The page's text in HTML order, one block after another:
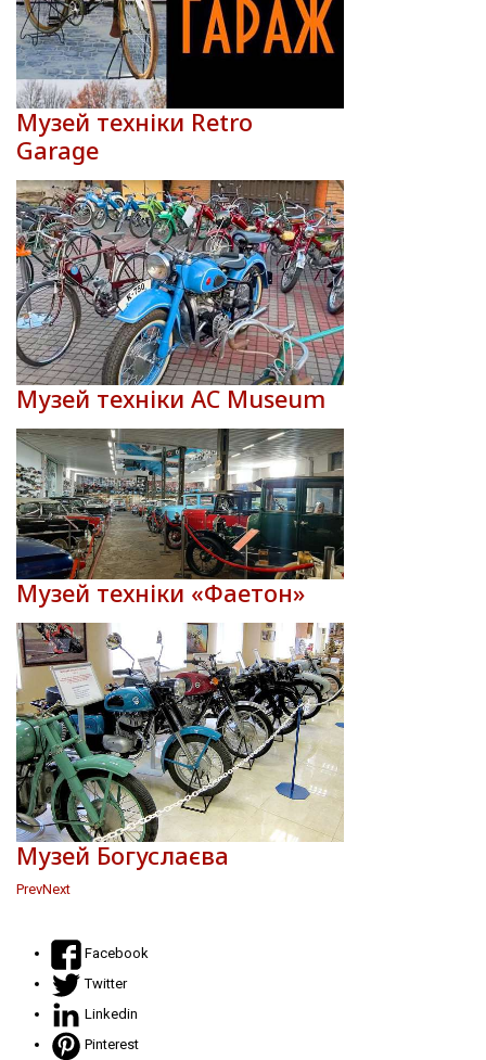
Музей техніки Retro
Garage
Музей техніки AC Museum
Музей техніки «Фаетон»
Музей Богуслаєва
PrevNext
Facebook
Twitter
Linkedin
Pinterest